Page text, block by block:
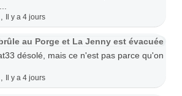
Il y a 4 jours
au Porge et La Jenny est évacuée
désolé, mais ce n'est pas parce qu'on
Il y a 4 jours